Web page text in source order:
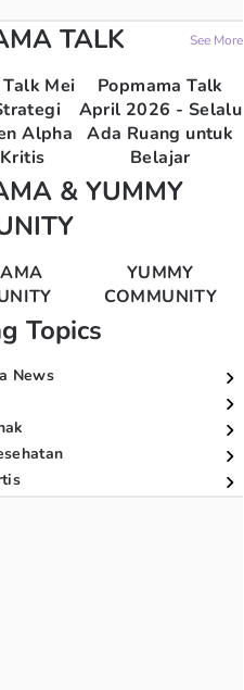
TALK See More
Mei
Alpha
Popmama Talk
April 2026 - Selalu
Ada Ruang untuk
Belajar
& YUMMY
YUMMY
COMMUNITY
Topics
News